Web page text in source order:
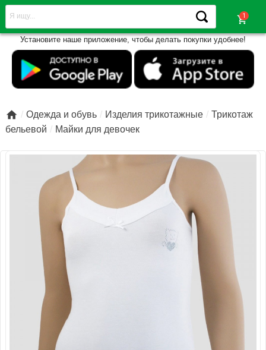
shopping_cart
Установите наше приложение, чтобы делать покупки удобнее!
 Одежда и обувь Изделия трикотажные
Трикотаж
бельевой
Майки для девочек